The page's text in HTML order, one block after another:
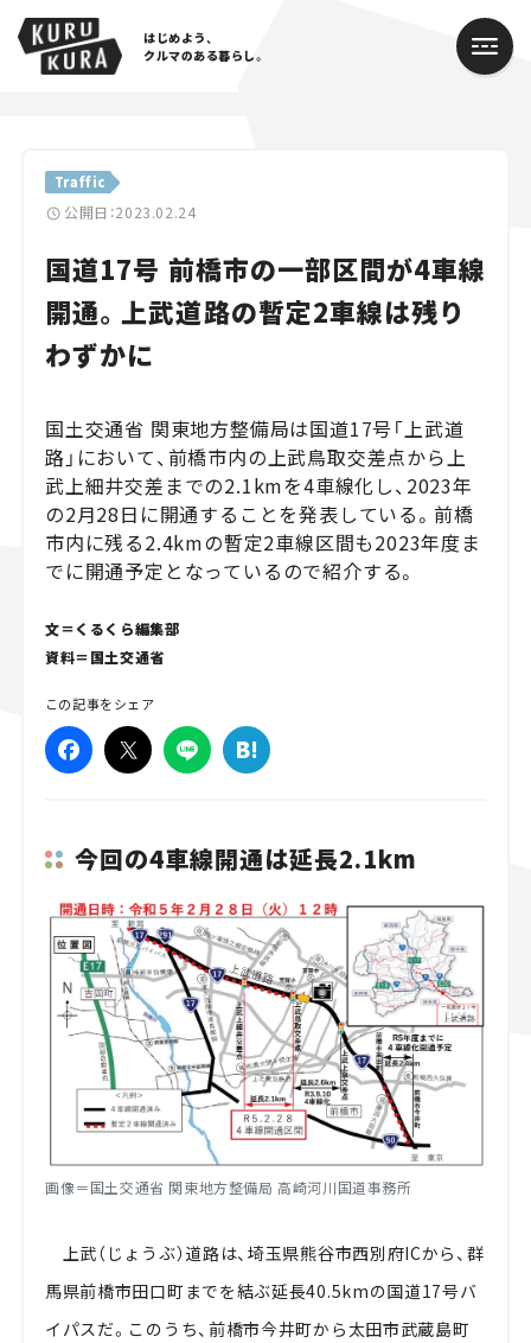
はじめよう、
クルマのある暮らし。
Traffic
公開日：2023.02.24
国道17号 前橋市の一部区間が4車線
開通。上武道路の暫定2車線は残り
わずかに
国土交通省 関東地方整備局は国道17号「上武道
路」において、前橋市内の上武鳥取交差点から上
武上細井交差までの2.1kmを4車線化し、2023年
の2月28日に開通することを発表している。前橋
市内に残る2.4kmの暫定2車線区間も2023年度ま
でに開通予定となっているので紹介する。
文＝くるくら編集部
資料＝国土交通省
この記事をシェア
今回の4車線開通は延長2.1km
画像＝国土交通省 関東地方整備局 高崎河川国道事務所
上武（じょうぶ）道路は、埼玉県熊谷市西別府ICから、群
馬県前橋市田口町までを結ぶ延長40.5kmの国道17号バ
イパスだ。このうち、前橋市今井町から太田市武蔵島町
Cars
Lifestyle
Traffic
Special
Series
Campaign
人気のハッシュタグ
スズキ ジムニー｜Suzuki Jimny
スズキ｜Suzuki